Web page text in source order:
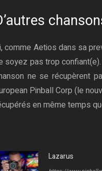
comme Aetios dans sa
soyez pas trop
ne se récupèrent
Pinball Corp (le
en même temps
Lazarus